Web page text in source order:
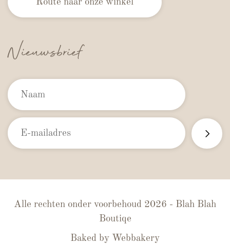
Nieuwsbrief
Alle rechten onder voorbehoud 2026 - Blah Blah
Boutiqe
Baked by Webbakery